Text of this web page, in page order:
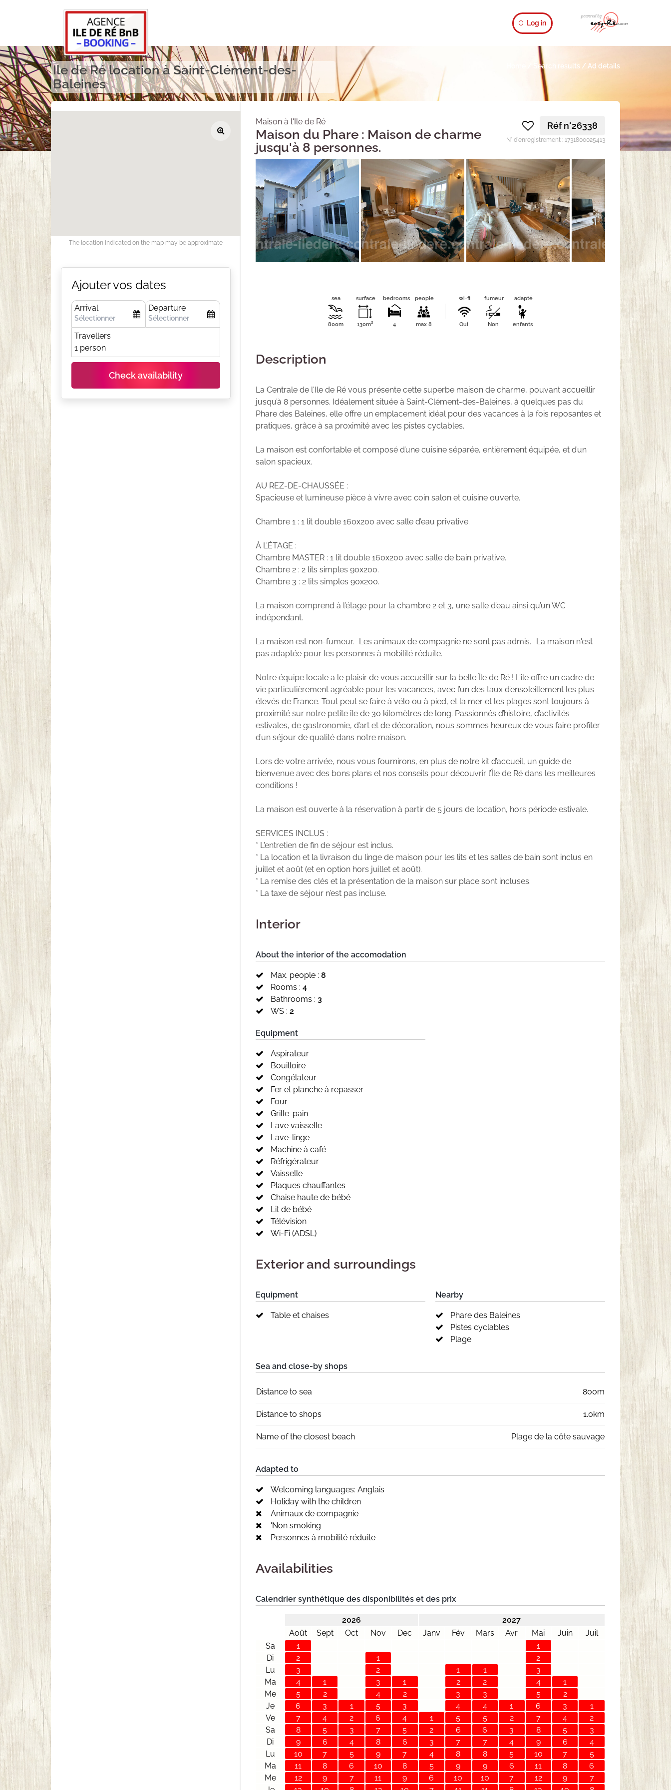
Log in
Ile de Ré location à Saint-Clément-des-
Baleines
Search results /Ad details
Réf n°26338
N° d'enregistrement : 1731800025413
Maison à l'Ile de Ré
Maison du Phare : Maison de charme
jusqu'à 8 personnes.
sea
800m
surface
130m²
bedrooms
4
people
max 8
wi-fi
Oui
fumeur
Non
adapté
enfants
Description
La Centrale de l'Ile de Ré vous présente cette superbe maison de charme, pouvant accueillir
jusqu’à 8 personnes. Idéalement située à Saint-Clément-des-Baleines, à quelques pas du
Phare des Baleines, elle offre un emplacement idéal pour des vacances à la fois reposantes et
pratiques, grâce à sa proximité avec les pistes cyclables.
La maison est confortable et composé d’une cuisine séparée, entièrement équipée, et d’un
salon spacieux.
AU REZ-DE-CHAUSSÉE :
Spacieuse et lumineuse pièce à vivre avec coin salon et cuisine ouverte.
Chambre 1 : 1 lit double 160x200 avec salle d’eau privative.
À L’ÉTAGE :
Chambre MASTER : 1 lit double 160x200 avec salle de bain privative.
Chambre 2 : 2 lits simples 90x200.
Chambre 3 : 2 lits simples 90x200.
La maison comprend à l’étage pour la chambre 2 et 3, une salle d’eau ainsi qu’un WC
indépendant.
La maison est non-fumeur. Les animaux de compagnie ne sont pas admis. La maison n'est
pas adaptée pour les personnes à mobilité réduite.
Notre équipe locale a le plaisir de vous accueillir sur la belle Île de Ré ! L'île offre un cadre de
vie particulièrement agréable pour les vacances, avec l’un des taux d’ensoleillement les plus
élevés de France. Tout peut se faire à vélo ou à pied, et la mer et les plages sont toujours à
proximité sur notre petite île de 30 kilomètres de long. Passionnés d’histoire, d’activités
estivales, de gastronomie, d’art et de décoration, nous sommes heureux de vous faire profiter
d’un séjour de qualité dans notre maison.
Lors de votre arrivée, nous vous fournirons, en plus de notre kit d’accueil, un guide de
bienvenue avec des bons plans et nos conseils pour découvrir l’Île de Ré dans les meilleures
conditions !
La maison est ouverte à la réservation à partir de 5 jours de location, hors période estivale.
SERVICES INCLUS :
* L'entretien de fin de séjour est inclus.
* La location et la livraison du linge de maison pour les lits et les salles de bain sont inclus en
juillet et août (et en option hors juillet et août).
* La remise des clés et la présentation de la maison sur place sont incluses.
* La taxe de séjour n’est pas incluse.
Interior
About the interior of the accomodation
Max. people : 8
Rooms : 4
Bathrooms : 3
WS : 2
Equipment
Aspirateur
Bouilloire
Congélateur
Fer et planche à repasser
Four
Grille-pain
Lave vaisselle
Lave-linge
Machine à café
Réfrigérateur
Vaisselle
Plaques chauffantes
Chaise haute de bébé
Lit de bébé
Télévision
Wi-Fi (ADSL)
Exterior and surroundings
Equipment
Table et chaises
Nearby
Phare des Baleines
Pistes cyclables
Plage
Sea and close-by shops
Distance to sea 800m
Distance to shops 1.0km
Name of the closest beach Plage de la côte sauvage
Adapted to
Welcoming languages: Anglais
Holiday with the children
Animaux de compagnie
'Non smoking
Personnes à mobilité réduite
Availabilities
Calendrier synthétique des disponibilités et des prix
2026
2027
Août
Sept Oct Nov Dec Janv Fév Mars Avr Mai Juin
Juil
Sa
Di
Lu
Ma
Me
Je
Ve
Sa
Di
Lu
Ma
Me
1
2
3
4
5
6
7
8
9
10
11
12
1
2
3
4
5
6
7
8
9
1
2
3
4
5
6
7
1
2
3
4
5
6
7
8
9
10
11
1
2
3
4
5
6
7
8
9
1
2
3
4
5
6
1
2
3
4
5
6
7
8
9
10
1
2
3
4
5
6
7
8
9
10
1
2
3
4
5
6
7
1
2
3
4
5
6
7
8
9
10
11
12
1
2
3
4
5
6
7
8
9
1
2
3
4
5
6
7
The location indicated on the map may be approximate
Ajouter vos dates
Arrival Departure
Travellers
1 person
Check availability